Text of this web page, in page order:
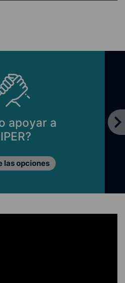
apoyar a
las opciones